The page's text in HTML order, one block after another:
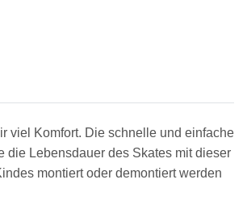
viel Komfort. Die schnelle und einfache
die Lebensdauer des Skates mit dieser
montiert oder demontiert werden